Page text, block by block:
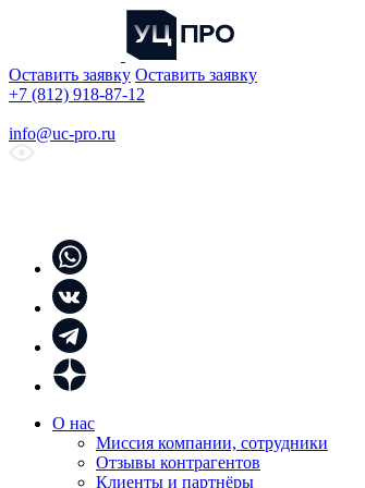
Оставить заявку Оставить заявку
+7 (812) 918-87-12
info@uc-pro.ru
О нас
Миссия компании, сотрудники
Отзывы контрагентов
Клиенты и партнёры